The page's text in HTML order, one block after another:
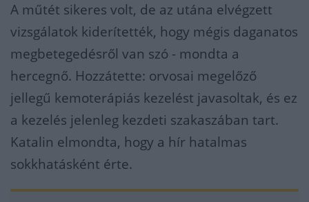
A műtét sikeres volt, de az utána elvégzett
vizsgálatok kiderítették, hogy mégis daganatos
megbetegedésről van szó - mondta a
hercegnő. Hozzátette: orvosai megelőző
jellegű kemoterápiás kezelést javasoltak, és ez
a kezelés jelenleg kezdeti szakaszában tart.
Katalin elmondta, hogy a hír hatalmas
sokkhatásként érte.